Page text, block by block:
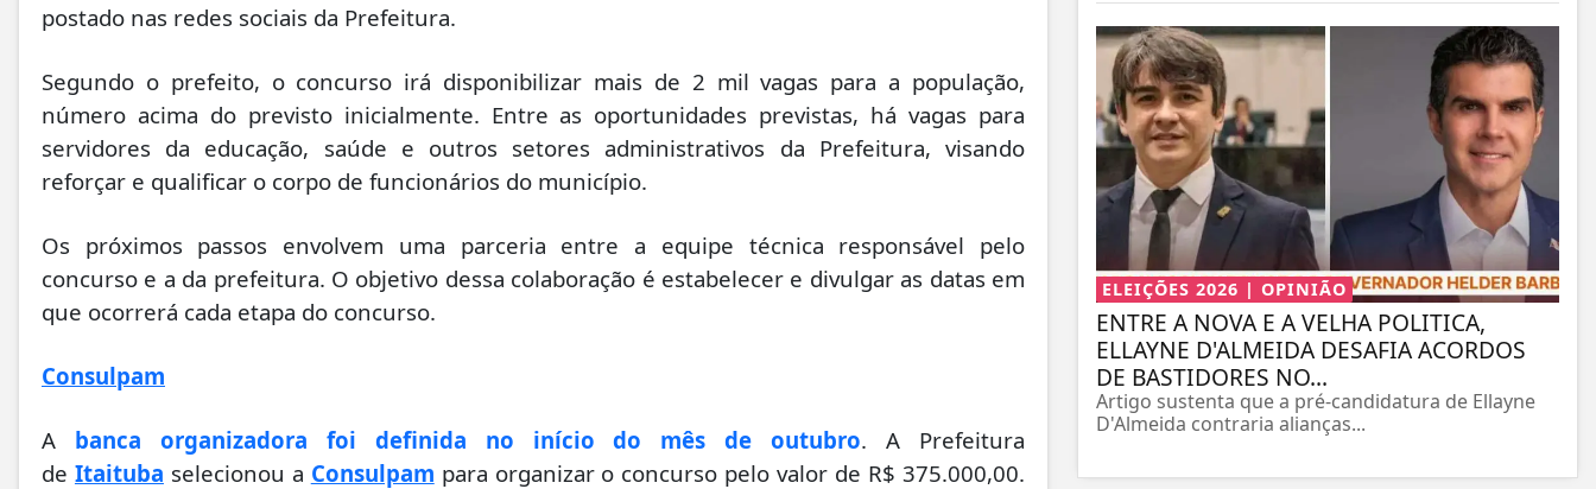
postado nas redes sociais da Prefeitura.
Segundo o prefeito, o concurso irá disponibilizar mais de 2 mil vagas para a população,
número acima do previsto inicialmente. Entre as oportunidades previstas, há vagas para
servidores da educação, saúde e outros setores administrativos da Prefeitura, visando
reforçar e qualificar o corpo de funcionários do município.
Os próximos passos envolvem uma parceria entre a equipe técnica responsável pelo
concurso e a da prefeitura. O objetivo dessa colaboração é estabelecer e divulgar as datas em
que ocorrerá cada etapa do concurso.
Consulpam
A banca organizadora foi definida no início do mês de outubro. A Prefeitura
de Itaituba selecionou a Consulpam para organizar o concurso pelo valor de R$ 375.000,00.
ELEIÇÕES 2026 | OPINIÃO
ENTRE A NOVA E A VELHA POLITICA,
ELLAYNE D'ALMEIDA DESAFIA ACORDOS
DE BASTIDORES NO...
Artigo sustenta que a pré-candidatura de Ellayne
D'Almeida contraria alianças...